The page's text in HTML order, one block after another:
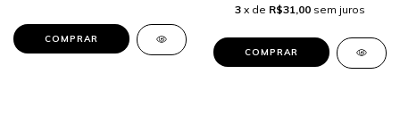
3 x de R$31,00 sem juros